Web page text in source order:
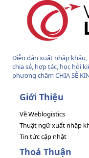
Diễn đàn xuất nhập
chia sẻ, hợp tác, học hỏi
phương châm CHIA SẺ
Giới Thiệu
Về Weblogistics
Thuật ngữ xuất nhập
Tin tức cập nhật
Thoả Thuận